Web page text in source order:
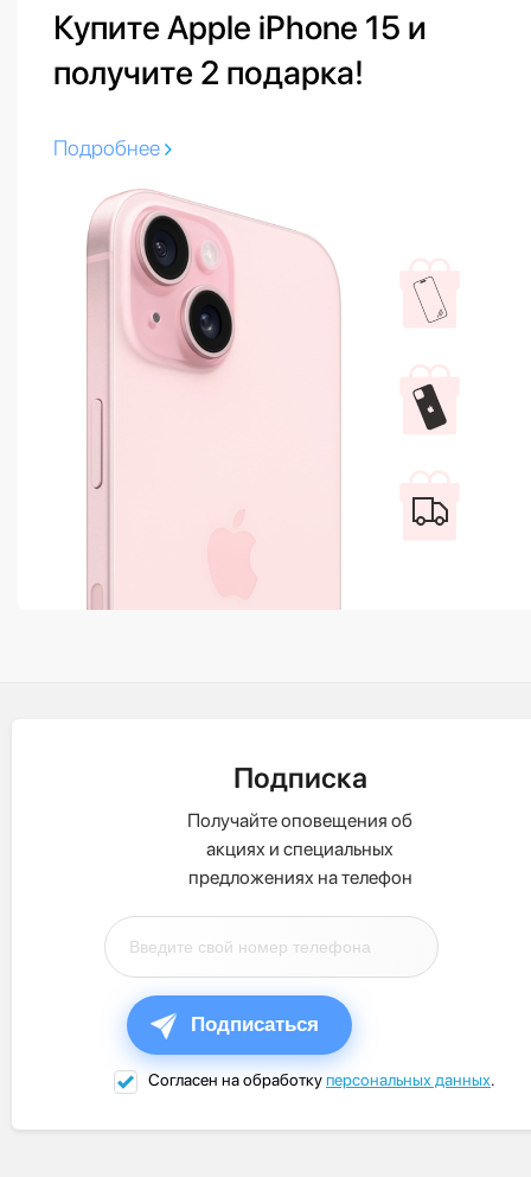
Купите Apple iPhone 15 и
получите 2 подарка!
Подробнее
Подписка
Получайте оповещения об
акциях и специальных
предложениях на телефон
Подписаться
Согласен на обработкуперсональных данных.